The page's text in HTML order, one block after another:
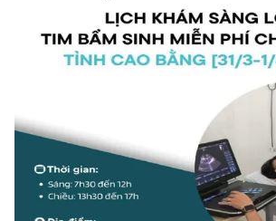
Theo dõi báo trên
Cơ quan chủ quản:Đài Truyền hình Việt